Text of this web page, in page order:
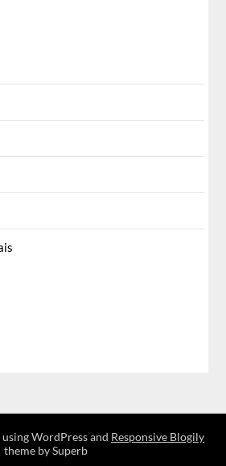
WordPress and Responsive Blogily
theme by Superb